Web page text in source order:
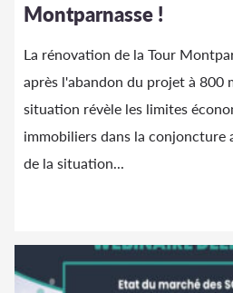
Montparnasse !
La rénovation de la Tour
après l'abandon du projet à 800
situation révèle les limites
immobiliers dans la conjoncture
de la situation...